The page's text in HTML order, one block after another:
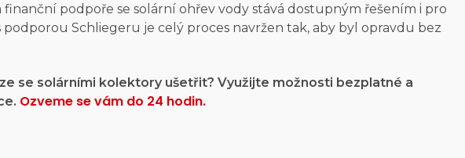
podpoře se solární ohřev vody stává dostupným řešením i pro
podporou Schliegeru je celý proces navržen tak, aby byl opravdu bez
se solárními kolektory ušetřit? Využijte možnosti bezplatné a
Ozveme se vám do 24 hodin.